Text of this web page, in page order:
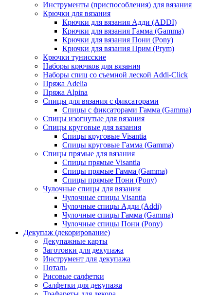
Инструменты (приспособления) для вязания
Крючки для вязания
Крючки для вязания Адди (ADDI)
Крючки для вязания Гамма (Gamma)
Крючки для вязания Пони (Pony)
Крючки для вязания Прим (Prym)
Крючки тунисские
Наборы крючков для вязания
Наборы спиц со съемной леской Addi-Click
Пряжа Adelia
Пряжа Alpina
Спицы для вязания с фиксаторами
Спицы с фиксаторами Гамма (Gamma)
Спицы изогнутые для вязания
Спицы круговые для вязания
Спицы круговые Visantia
Спицы круговые Гамма (Gamma)
Спицы прямые для вязания
Спицы прямые Visantia
Спицы прямые Гамма (Gamma)
Спицы прямые Пони (Pony)
Чулочные спицы для вязания
Чулочные спицы Visantia
Чулочные спицы Адди (Addi)
Чулочные спицы Гамма (Gamma)
Чулочные спицы Пони (Pony)
Декупаж (декорирование)
Декупажные карты
Заготовки для декупажа
Инструмент для декупажа
Поталь
Рисовые салфетки
Салфетки для декупажа